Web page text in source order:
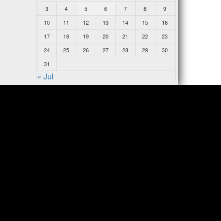
3
4 5 6 7 8
9
10
11 12 13 14 15
16
17
18 19 20 21 22
23
24
25 26 27 28 29
30
31
« Jul